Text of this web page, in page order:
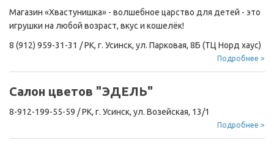
Магазин «Хвастунишка» - волшебное царство для детей - это
игрушки на любой возраст, вкус и кошелёк!
8 (912) 959-31-31 /РК, г. Усинск, ул. Парковая, 8Б (ТЦ Норд хаус)
Подробнее >
Салон цветов "ЭДЕЛЬ"
8-912-199-55-59 /РК, г. Усинск, ул. Возейская, 13/1
Подробнее >